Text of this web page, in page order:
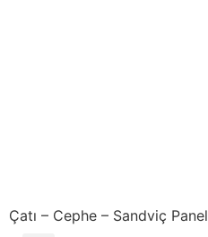
Çatı – Cephe – Sandviç Panel